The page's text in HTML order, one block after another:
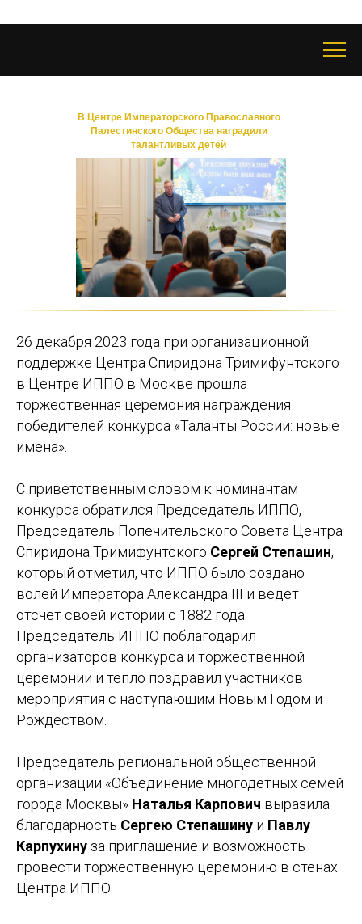
В Центре Императорского Православного
Палестинского Общества наградили
талантливых детей
26 декабря 2023 года при организационной
поддержке Центра Спиридона Тримифунтского
в Центре ИППО в Москве прошла
торжественная церемония награждения
победителей конкурса «Таланты России: новые
имена».
С приветственным словом к номинантам
конкурса обратился Председатель ИППО,
Председатель Попечительского Совета Центра
Спиридона Тримифунтского Сергей Степашин,
который отметил, что ИППО было создано
волей Императора Александра III и ведёт
отсчёт своей истории с 1882 года.
Председатель ИППО поблагодарил
организаторов конкурса и торжественной
церемонии и тепло поздравил участников
мероприятия с наступающим Новым Годом и
Рождеством.
Председатель региональной общественной
организации «Объединение многодетных семей
города Москвы» Наталья Карпович выразила
благодарность Сергею Степашину и Павлу
Карпухину за приглашение и возможность
провести торжественную церемонию в стенах
Центра ИППО.